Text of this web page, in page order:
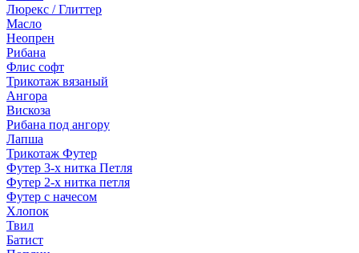
Люрекс / Глиттер
Масло
Неопрен
Рибана
Флис софт
Трикотаж вязаный
Ангора
Вискоза
Рибана под ангору
Лапша
Трикотаж Футер
Футер 3-х нитка Петля
Футер 2-х нитка петля
Футер с начесом
Хлопок
Твил
Батист